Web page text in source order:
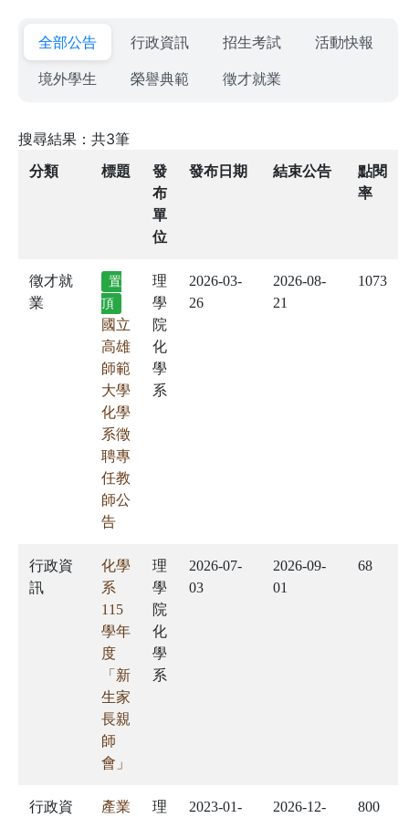
全部公告 行政資訊 招生考試
活動快報
境外學生
榮譽典範 徵才就業
搜尋結果：共3筆
分類 標題
發
布
單
位
發布日期 結束公告
點閱
率
徵才就
業
置
頂
國立
高雄
師範
大學
化學
系徵
聘專
任教
師公
告
理
學
院
化
學
系
2026-03-
26
2026-08-
21
1073
行政資
訊
化學
系
115
學年
度
「新
生家
長親
師
會」
理
學
院
化
學
系
2026-07-
03
2026-09-
01
68
行政資 產業 理 2023-01- 2026-12- 800